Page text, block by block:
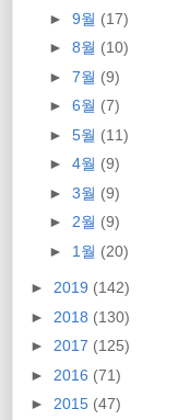
► 9월 (17)
► 8월 (10)
► 7월 (9)
► 6월 (7)
► 5월 (11)
► 4월 (9)
► 3월 (9)
► 2월 (9)
► 1월 (20)
► 2019 (142)
► 2018 (130)
► 2017 (125)
► 2016 (71)
► 2015 (47)